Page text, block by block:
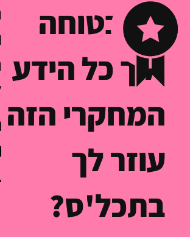
לא בטוחה
איך כל הידע
המחקרי הזה
עוזר לך
בתכל'ס?